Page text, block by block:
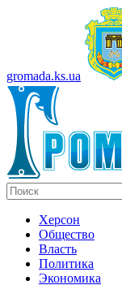
gromada.ks.ua
Херсон
Общество
Власть
Политика
Экономика